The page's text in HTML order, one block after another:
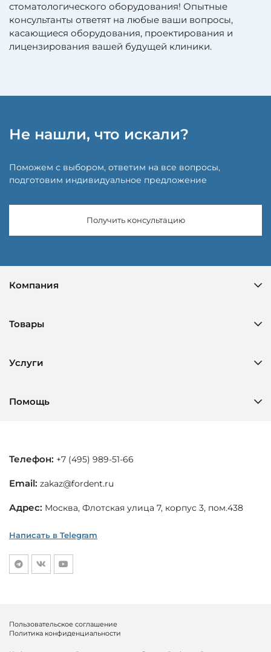
стоматологического оборудования! Опытные
консультанты ответят на любые ваши вопросы,
касающиеся оборудования, проектирования и
лицензирования вашей будущей клиники.
Не нашли, что искали?
Поможем с выбором, ответим на все вопросы,
подготовим индивидуальное предложение
Получить консультацию
Компания
Товары
Услуги
Помощь
Телефон: +7 (495) 989-51-66
Email: zakaz@fordent.ru
Адрес: Москва, Флотская улица 7, корпус 3, пом.438
Написать в Telegram
Пользовательское соглашение
Политика конфиденциальности